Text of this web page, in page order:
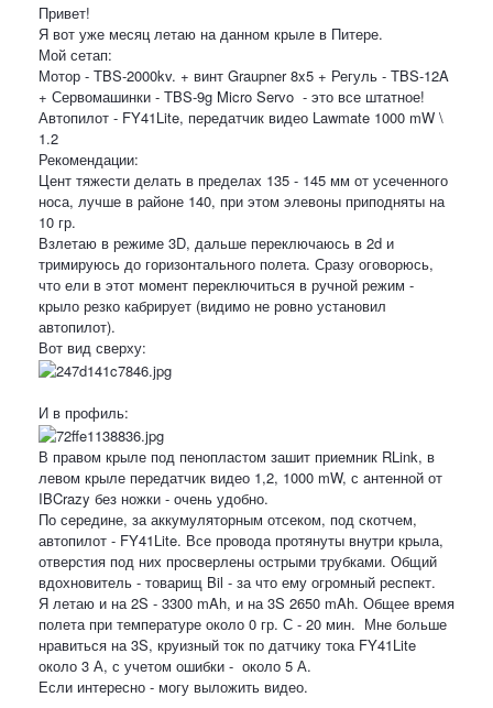
Привет!
Я вот уже месяц летаю на данном крыле в Питере.
Мой сетап:
Мотор - TBS-2000kv. + винт Graupner 8x5 + Регуль - TBS-12A
+ Сервомашинки - TBS-9g Micro Servo - это все штатное!
Автопилот - FY41Lite, передатчик видео Lawmate 1000 mW \
1.2
Рекомендации:
Цент тяжести делать в пределах 135 - 145 мм от усеченного
носа, лучше в районе 140, при этом элевоны приподняты на
10 гр.
Взлетаю в режиме 3D, дальше переключаюсь в 2d и
тримируюсь до горизонтального полета. Сразу оговорюсь,
что ели в этот момент переключиться в ручной режим -
крыло резко кабрирует (видимо не ровно установил
автопилот).
Вот вид сверху:
И в профиль:
В правом крыле под пенопластом зашит приемник RLink, в
левом крыле передатчик видео 1,2, 1000 mW, с aнтенной от
IBCrazy без ножки - очень удобно.
По середине, за аккумуляторным отсеком, под скотчем,
автопилот - FY41Lite. Все провода протянуты внутри крыла,
отверстия под них просверлены острыми трубками. Общий
вдохновитель - товарищ Bil - за что ему огромный респект.
Я летаю и на 2S - 3300 mAh, и на 3S 2650 mAh. Общее время
полета при температуре около 0 гр. С - 20 мин. Мне больше
нравиться на 3S, круизный ток по датчику тока FY41Lite
около 3 А, с учетом ошибки - около 5 А.
Если интересно - могу выложить видео.